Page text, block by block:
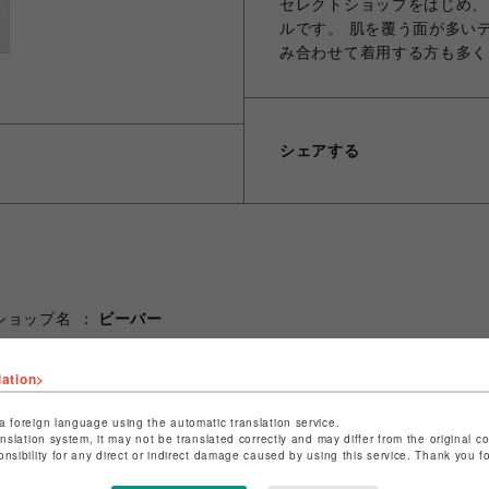
セレクトショップをはじめ
ルです。 肌を覆う面が多い
み合わせて着用する方も多
シェアする
ョップ名
ビーバー
定商取引法など法令に基づく表記はこちら
ョップお問い合わせは こちら
foreign language using the automatic translation service.
system, it may not be translated correctly and may differ from the original
for any direct or indirect damage caused by using this service. Thank you